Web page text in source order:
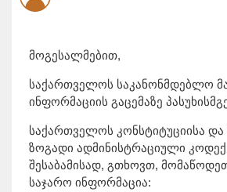
მოგესალმებით,
საქართველოს საკანონმდებლო
ინფორმაციის გაცემაზე
საქართველოს კონსტიტუციისა
ზოგადი ადმინისტრაციული
შესაბამისად, გთხოვთ,
საჯარო ინფორმაცია: